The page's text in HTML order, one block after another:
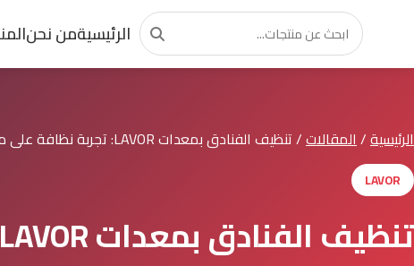
الرئيسيةمن نحن
الرئيسية/المقالات/تنظيف الفنادق بمعدات LAVOR: تجربة نظافة على مستوى...
LAVOR
تنظيف الفنادق بمعدات LAVOR: تجربة نظافة على مستوى عالمي